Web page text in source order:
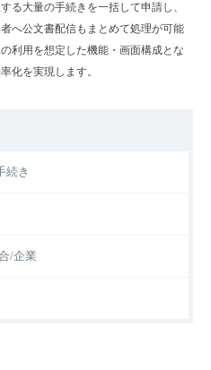
る大量の手続きを一括して申請し、
へ公文書配信もまとめて処理が可能
利用を想定した機能・画面構成とな
化を実現します。
続き
/企業